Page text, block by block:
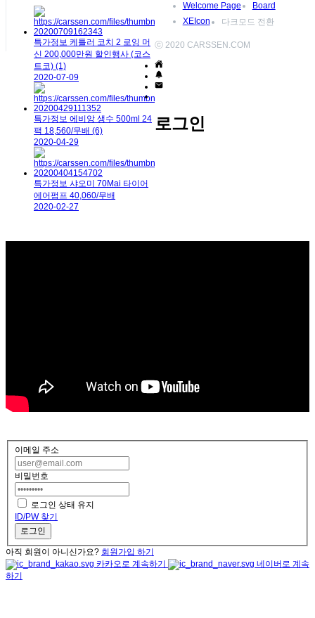
특가정보 케틀러 코치 2 로잉 머
신 200,000만원 할인행사 (코스
트코) (1)
2020-07-09
특가정보 에비앙 생수 500ml 24
팩 18,560/무배 (6)
2020-04-29
특가정보 샤오미 70Mai 타이어
에어펌프 40,060/무배
2020-02-27
Welcome Page
Board
XEIcon
다크모드 전환
ⓒ 2020 CARSSEN.COM
로그인
이메일 주소
비밀번호
로그인 상태 유지
ID/PW 찾기
로그인
아직 회원이 아니신가요? 회원가입 하기
카카오로 계속하기
네이버로 계속
하기